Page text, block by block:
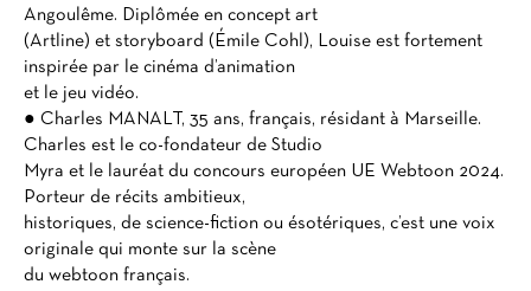
Angoulême. Diplômée en concept art
(Artline) et storyboard (Émile Cohl), Louise est fortement
inspirée par le cinéma d’animation
et le jeu vidéo.
● Charles MANALT, 35 ans, français, résidant à Marseille.
Charles est le co-fondateur de Studio
Myra et le lauréat du concours européen UE Webtoon 2024.
Porteur de récits ambitieux,
historiques, de science-fiction ou ésotériques, c’est une voix
originale qui monte sur la scène
du webtoon français.